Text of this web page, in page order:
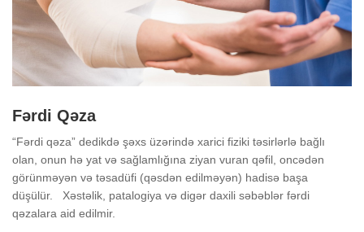
Fərdi Qəza
“Fərdi qəza” dedikdə şəxs üzərində xarici fiziki təsirlərlə bağlı
olan, onun hə yat və sağlamlığına ziyan vuran qəfil, oncədən
görünməyən və təsadüfi (qəsdən edilməyən) hadisə başa
düşülür. Xəstəlik, patalogiya və digər daxili səbəblər fərdi
qəzalara aid edilmir.